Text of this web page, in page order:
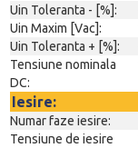
Uin Toleranta - [%]:
Uin Maxim [Vac]:
Uin Toleranta + [%]:
Tensiune nominala
DC:
Iesire:
Numar faze iesire:
Tensiune de iesire